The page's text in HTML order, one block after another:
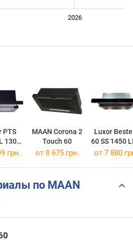
2026
PTS
1300
MAAN Corona 2
Touch 60
Luxor Beste
60 SS 1450
грн. от 8 675 грн. от 7 880
по MAAN